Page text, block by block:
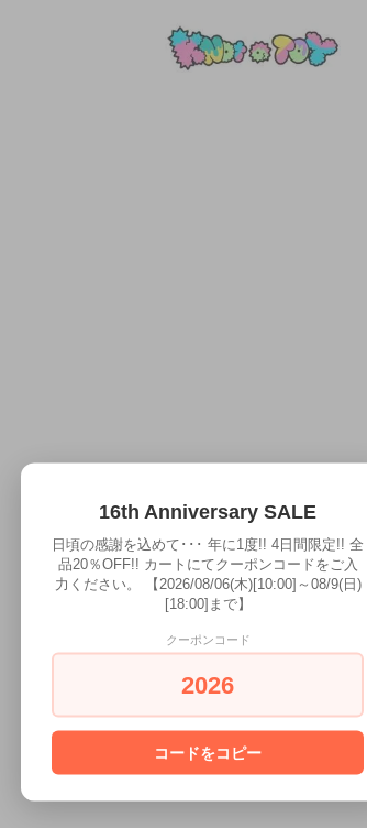
16th Anniversary SALE
日頃の感謝を込めて･･･ 年に1度!! 4日間限定!! 全
品20％OFF!! カートにてクーポンコードをご入
力ください。 【2026/08/06(木)[10:00]～08/9(日)
[18:00]まで】
クーポンコード
2026
コードをコピー